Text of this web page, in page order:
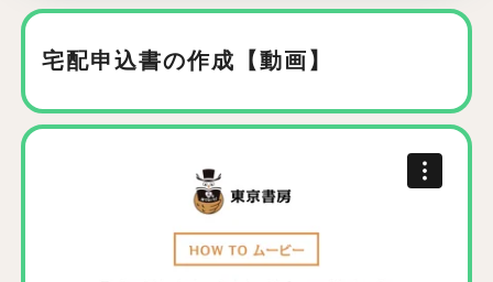
宅配申込書の作成【動画】